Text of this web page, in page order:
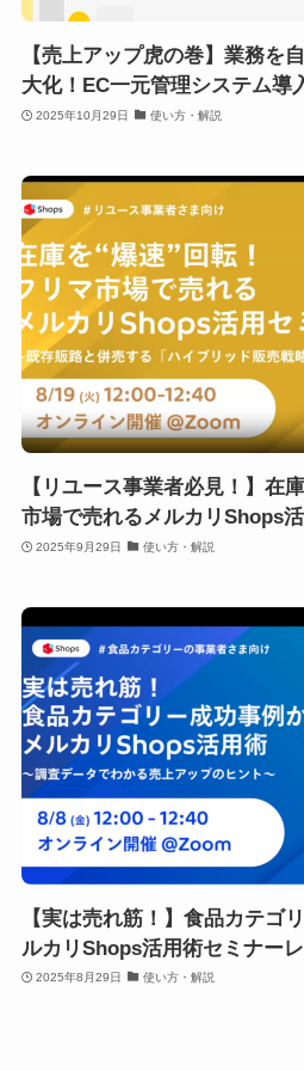
【売上アップ虎の巻】業務を
大化！EC一元管理システム導
2025年10月29日 使い方・解説
【リユース事業者必見！】在
市場で売れるメルカリShops
2025年9月29日 使い方・解説
【実は売れ筋！】食品カテゴ
ルカリShops活用術セミナー
2025年8月29日 使い方・解説